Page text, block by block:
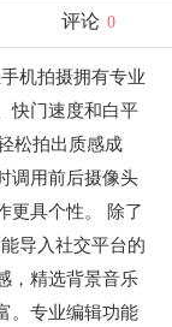
评论 0
手机拍摄拥有专业
快门速度和白平
松拍出质感成
调用前后摄像头
更具个性。 除了
导入社交平台的
，精选背景音乐
。专业编辑功能